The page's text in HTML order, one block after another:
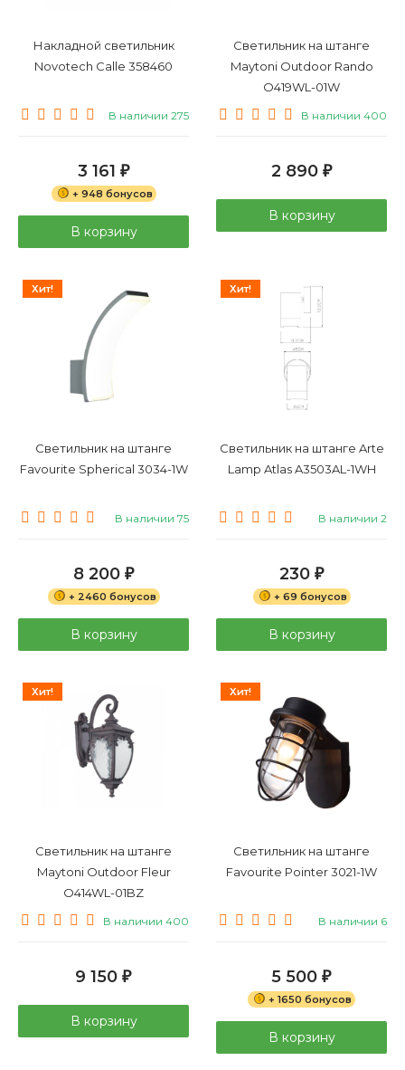
Накладной светильник
Novotech Calle 358460
В наличии 275
3 161 ₽
+ 948 бонусов
В корзину
Светильник на штанге
Maytoni Outdoor Rando
O419WL-01W
В наличии 400
2 890 ₽
В корзину
Хит!
Светильник на штанге
Favourite Spherical 3034-1W
В наличии 75
8 200 ₽
+ 2460 бонусов
В корзину
Хит!
Светильник на штанге Arte
Lamp Atlas A3503AL-1WH
В наличии 2
230 ₽
+ 69 бонусов
В корзину
Хит!
Светильник на штанге
Maytoni Outdoor Fleur
O414WL-01BZ
В наличии 400
9 150 ₽
В корзину
Хит!
Светильник на штанге
Favourite Pointer 3021-1W
В наличии 6
5 500 ₽
+ 1650 бонусов
В корзину